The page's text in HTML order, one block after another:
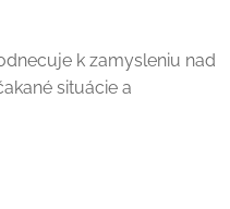
k zamysleniu nad
situácie a